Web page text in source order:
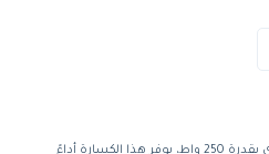
: مزود بمحرك قوي بقدرة 250 واط، يوفر هذا الكسارة أداءً